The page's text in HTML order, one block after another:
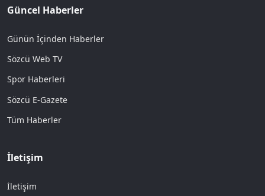
Güncel Haberler
Günün İçinden Haberler
Sözcü Web TV
Spor Haberleri
Sözcü E-Gazete
Tüm Haberler
İletişim
İletişim